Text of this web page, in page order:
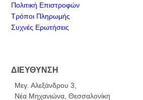
Πολιτική Επιστροφών
Τρόποι Πληρωμής
Συχνές Ερωτήσεις
ΔΙΕΥΘΥΝΣΗ
Μεγ. Αλεξάνδρου 3,
Νέα Μηχανιώνα, Θεσσαλονίκη